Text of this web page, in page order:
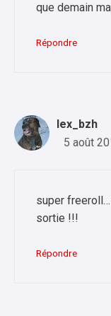
que demain
Répondre
lex_bzh
5 août
super
sortie !!!
Répondre